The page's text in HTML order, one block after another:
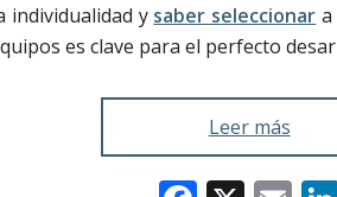
individualidad y saber seleccionar
es clave para el perfecto
Leer más